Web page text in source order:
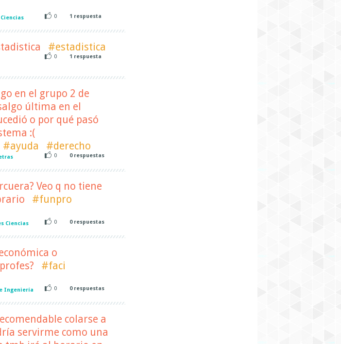
0 1 respuesta
#estadistica
0 1 respuesta
en el grupo 2 de
última en el
o por qué pasó
:(
#ayuda #derecho
0 0respuestas
Veo q no tiene
#funpro
Ciencias 0 0respuestas
o
#faci
Ingeniería 0 0respuestas
colarse a
servirme como una